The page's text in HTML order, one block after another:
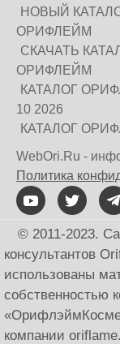
НОВЫЙ
ОРИФЛЕЙМ
СКАЧАТЬ
ОРИФЛЕЙМ
КАТАЛОГ
10 2026
КАТАЛОГ
WebOri.Ru -
Политика
© 2011-2023.
консультантов
использованы
компании